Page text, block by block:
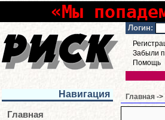
«Мы
Логин:
Забыли
Помощь
Навигация
Главная
Главная ->